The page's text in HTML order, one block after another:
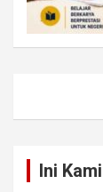
Ini Kami